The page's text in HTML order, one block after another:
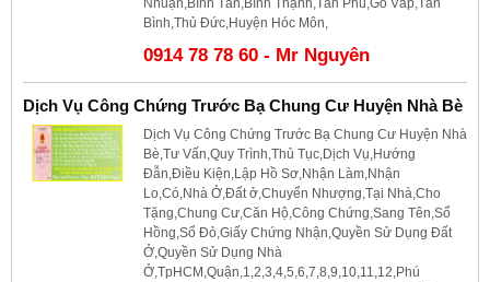
Bình,Thủ Đức,Huyện Hóc Môn,
0914 78 78 60 - Mr Nguyên
Dịch Vụ Công Chứng Trước Bạ Chung Cư Huyện Nhà Bè
Dịch Vụ Công Chứng Trước Bạ Chung Cư Huyện Nhà
Bè,Tư Vấn,Quy Trình,Thủ Tục,Dịch Vụ,Hướng
Đẫn,Điều Kiện,Lập Hồ Sơ,Nhận Làm,Nhận
Lo,Có,Nhà Ở,Đất ở,Chuyển Nhượng,Tại Nhà,Cho
Tặng,Chung Cư,Căn Hộ,Công Chứng,Sang Tên,Sổ
Hồng,Sổ Đỏ,Giấy Chứng Nhận,Quyền Sử Dụng Đất
Ở,Quyền Sử Dụng Nhà
Ở,TpHCM,Quận,1,2,3,4,5,6,7,8,9,10,11,12,Phú